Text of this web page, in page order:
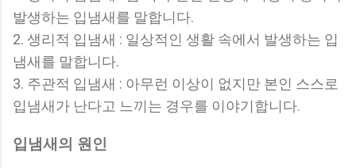
발생하는 입냄새를 말합니다.
2. 생리적 입냄새 : 일상적인 생활 속에서 발생하는 입
냄새를 말합니다.
3. 주관적 입냄새 : 아무런 이상이 없지만 본인 스스로
입냄새가 난다고 느끼는 경우를 이야기합니다.
입냄새의 원인